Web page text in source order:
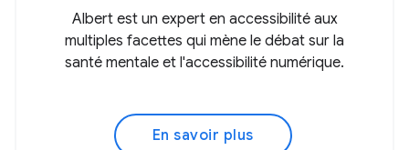
Albert est un expert en accessibilité aux
multiples facettes qui mène le débat sur la
santé mentale et l'accessibilité numérique.
En savoir plus